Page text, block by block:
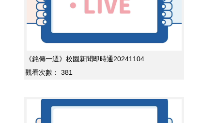
《銘傳一週》校園新聞即時通20241104
觀看次數：
381